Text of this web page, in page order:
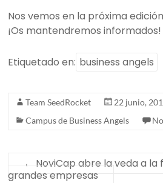
Nos vemos en la próxima
¡Os mantendremos informados!
Etiquetado en: business angels
Team SeedRocket
22 junio,
Campus de Business Angels
←
NoviCap abre la veda a la
grandes empresas